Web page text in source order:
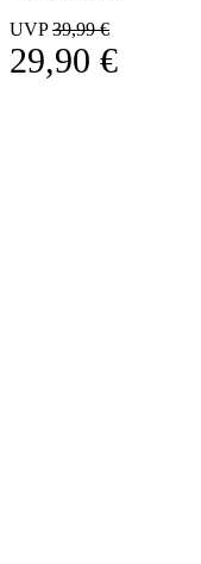
UVP39,99 €
29,90 €